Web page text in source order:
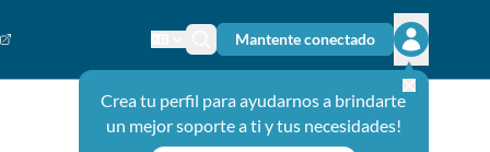
Cambiar el idioma
Ícono de búsqueda
Mantente conectado
Abrir el
Crea tu perfil para ayudarnos a brindarte
un mejor soporte a ti y tus necesidades!